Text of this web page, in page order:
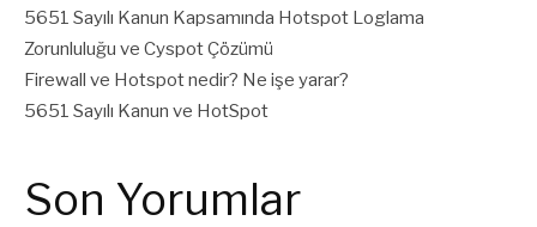
5651 Sayılı Kanun Kapsamında Hotspot Loglama
Zorunluluğu ve Cyspot Çözümü
Firewall ve Hotspot nedir? Ne işe yarar?
5651 Sayılı Kanun ve HotSpot
Son Yorumlar